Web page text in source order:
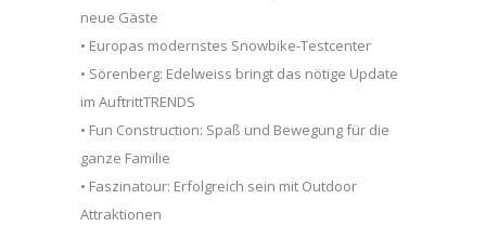
neue Gäste
• Europas modernstes Snowbike-Testcenter
• Sörenberg: Edelweiss bringt das nötige Update
im AuftrittTRENDS
• Fun Construction: Spaß und Bewegung für die
ganze Familie
• Faszinatour: Erfolgreich sein mit Outdoor
Attraktionen